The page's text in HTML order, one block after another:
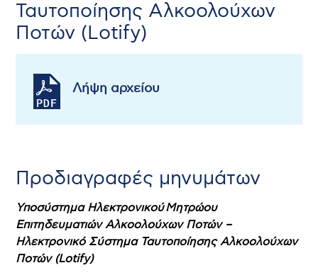
Ταυτοποίησης Αλκοολούχων
Ποτών (Lotify)
Λήψη αρχείου
Προδιαγραφές μηνυμάτων
Υποσύστημα Ηλεκτρονικού Μητρώου
Επιτηδευματιών Αλκοολούχων Ποτών –
Ηλεκτρονικό Σύστημα Ταυτοποίησης Αλκοολούχων
Ποτών (Lotify)